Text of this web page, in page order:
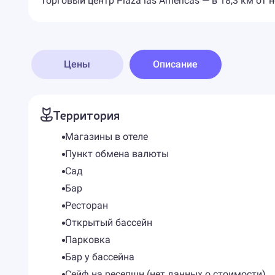
Цены Описание
Территория
Магазины в отеле
Пункт обмена валюты
Сад
Бар
Ресторан
Открытый бассейн
Парковка
Бар у бассейна